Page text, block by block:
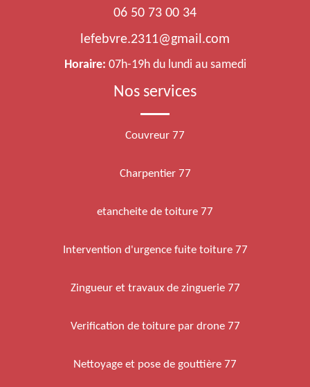
06 50 73 00 34
lefebvre.2311@gmail.com
Horaire: 07h-19h du lundi au samedi
Nos services
Couvreur 77
Charpentier 77
etancheite de toiture 77
Intervention d'urgence fuite toiture 77
Zingueur et travaux de zinguerie 77
Verification de toiture par drone 77
Nettoyage et pose de gouttière 77